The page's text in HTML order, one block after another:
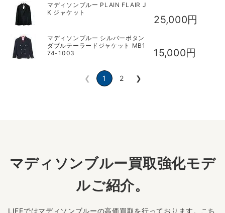
マディソンブルー PLAIN FLAIR J
K ジャケット
25,000円
マディソンブルー シルバーボタン
ダブルテーラードジャケット MB1
74-1003
15,000円
❮ 1 2 ❯
マディソンブルー買取強化モデ
ルご紹介。
LIFEではマディソンブルーの高価買取を行っております。こち